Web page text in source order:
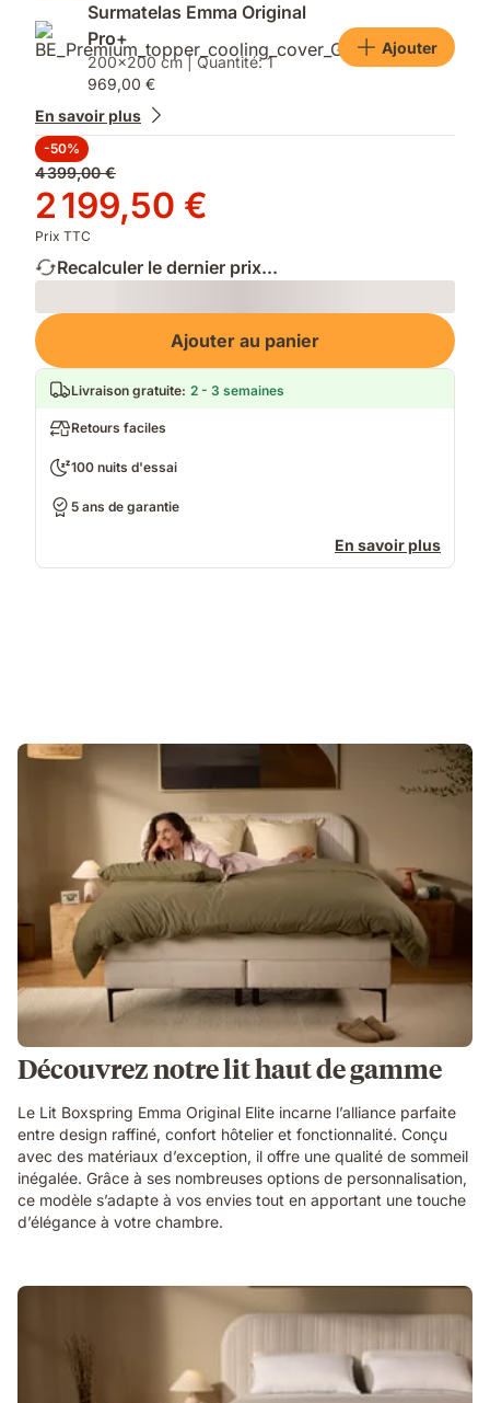
Surmatelas Emma Original
Pro+
200x200 cm | Quantité: 1
969,00 €
Ajouter
En savoir plus
-50%
Prix
d'origine
4 399,00 €
4 399,00 €
Prix
2 199,50 €
2 199,50 €
Prix TTC
Recalculer le dernier prix...
Loading
Ajouter au panier
Livraison gratuite: 2 - 3 semaines
Retours faciles
100 nuits d'essai
5 ans de garantie
En savoir plus
Découvrez notre lit haut de gamme
Le Lit Boxspring Emma Original Elite incarne l’alliance parfaite
entre design raffiné, confort hôtelier et fonctionnalité. Conçu
avec des matériaux d’exception, il offre une qualité de sommeil
inégalée. Grâce à ses nombreuses options de personnalisation,
ce modèle s’adapte à vos envies tout en apportant une touche
d’élégance à votre chambre.